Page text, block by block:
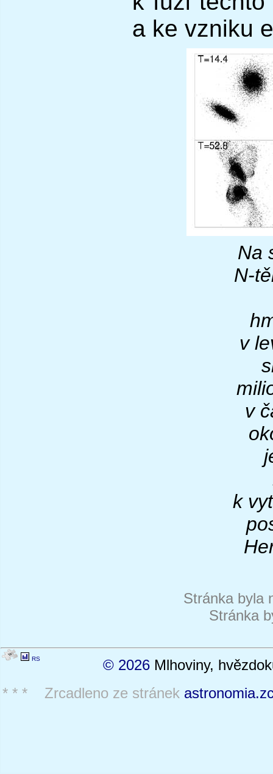
a ke vzniku
Na
N-
v
v
k
Stránka byla
Stránka
RS © 2026 Mlhoviny,
* * * Zrcadleno ze stránek